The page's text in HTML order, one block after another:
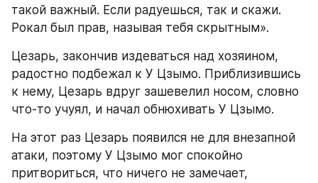
такой важный. Если радуешься, так и скажи.
Рокал был прав, называя тебя скрытным».
Цезарь, закончив издеваться над хозяином,
радостно подбежал к У Цзымо. Приблизившись
к нему, Цезарь вдруг зашевелил носом, словно
что-то учуял, и начал обнюхивать У Цзымо.
На этот раз Цезарь появился не для внезапной
атаки, поэтому У Цзымо мог спокойно
притвориться, что ничего не замечает,